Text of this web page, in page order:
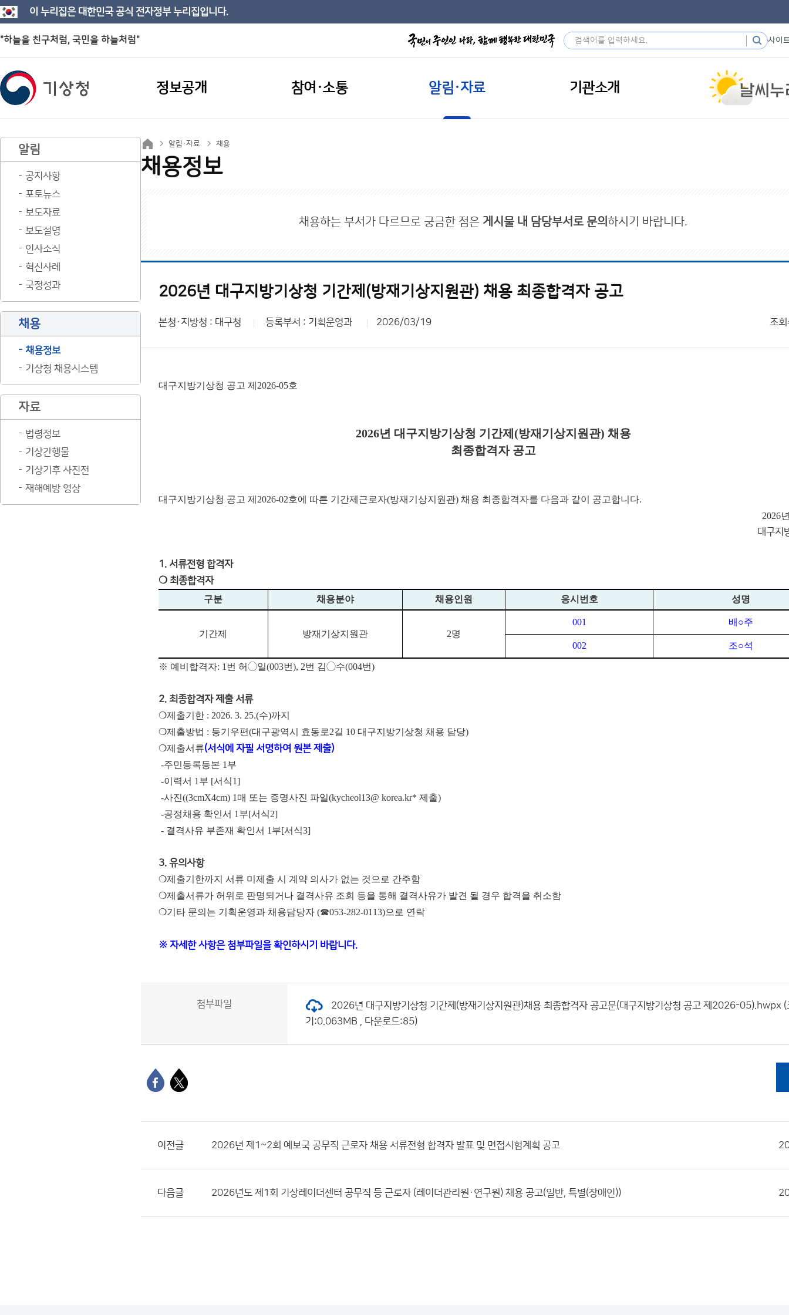
이 누리집은 대한민국 공식 전자정부 누리집입니다.
"하늘을 친구처럼, 국민을 하늘처럼" 사이
정보공개 참여·소통 알림·자료 기관소개
알림
공지사항
포토뉴스
보도자료
보도설명
인사소식
혁신사례
국정성과
채용
채용정보
기상청 채용시스템
자료
법령정보
기상간행물
기상기후 사진전
재해예방 영상
알림·자료 채용
채용정보
채용하는 부서가 다르므로 궁금한 점은 게시물 내 담당부서로 문의하시기 바랍니다.
2026년 대구지방기상청 기간제(방재기상지원관) 채용 최종합격자 공고
본청·지방청 : 대구청 등록부서 : 기획운영과 2026/03/19 조회
대구지방기상청 공고 제2026-05호
2026년 대구지방기상청 기간제(방재기상지원관) 채용
최종합격자 공고
대구지방기상청 공고 제2026-02호에 따른 기간제근로자(방재기상지원관) 채용 최종합격자를 다음과 같이 공고합니다.
2026
대구지
1. 서류전형 합격자
❍ 최종합격자
구분 채용분야 채용인원 응시번호 성명
기간제 방재기상지원관 2명
001 배 ○주
002 조○석
※ 예비합격자: 1번 허◯일(003번), 2번 김◯수(004번)
2. 최종합격자 제출 서류
❍제출기한 : 2026. 3. 25.(수)까지
❍제출방법 : 등기우편(대구광역시 효동로2길 10 대구지방기상청 채용 담당)
❍제출서류(서식에 자필 서명하여 원본 제출)
-주민등록등본 1부
-이력서 1부 [서식1]
-사진((3cmX4cm) 1매 또는 증명사진 파일(kycheol13@ korea.kr* 제출)
-공정채용 확인서 1부[서식2]
- 결격사유 부존재 확인서 1부[서식3]
3. 유의사항
❍제출기한까지 서류 미제출 시 계약 의사가 없는 것으로 간주함
❍제출서류가 허위로 판명되거나 결격사유 조회 등을 통해 결격사유가 발견 될 경우 합격을 취소함
❍기타 문의는 기획운영과 채용담당자 (☎053-282-0113)으로 연락
※ 자세한 사항은 첨부파일을 확인하시기 바랍니다.
첨부파일
2026년 대구지방기상청 기간제(방재기상지원관)채용 최종합격자 공고문(대구지방기상청 공고 제2026-05).hwpx (
기:0.063MB , 다운로드:85)
이전글 2026년 제1~2회 예보국 공무직 근로자 채용 서류전형 합격자 발표 및 면접시험계획 공고
다음글 2026년도 제1회 기상레이더센터 공무직 등 근로자 (레이더관리원·연구원) 채용 공고(일반, 특별(장애인))